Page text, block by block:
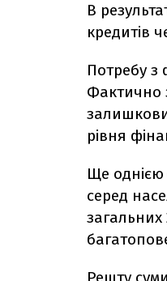
В
кредитів
Потребу з
Фактично
рівня
Ще однією
серед